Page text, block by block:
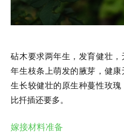
砧木要求两年生，发育健壮
年生枝条上萌发的腋芽，健康
生长较健壮的原生种蔓性玫
比扦插还要多。
嫁接材料准备